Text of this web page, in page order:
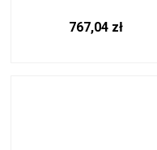
767,04 zł